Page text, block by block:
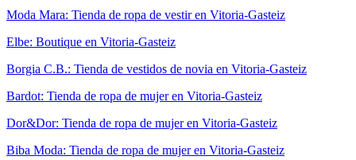
Moda Mara: Tienda de ropa de vestir en Vitoria-Gasteiz
Elbe: Boutique en Vitoria-Gasteiz
Borgia C.B.: Tienda de vestidos de novia en Vitoria-Gasteiz
Bardot: Tienda de ropa de mujer en Vitoria-Gasteiz
Dor&Dor: Tienda de ropa de mujer en Vitoria-Gasteiz
Biba Moda: Tienda de ropa de mujer en Vitoria-Gasteiz